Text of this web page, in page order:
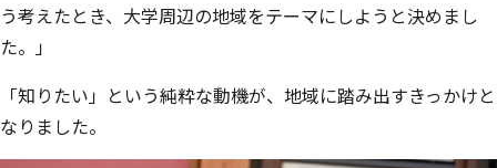
う考えたとき、大学周辺の地域をテーマにしようと決めまし
た。」
「知りたい」という純粋な動機が、地域に踏み出すきっかけと
なりました。